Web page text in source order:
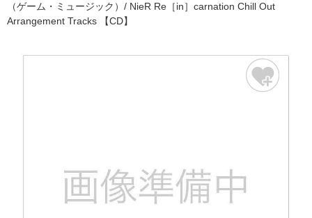
（ゲーム・ミュージック）/ NieR Re［in］carnation Chill Out
Arrangement Tracks 【CD】